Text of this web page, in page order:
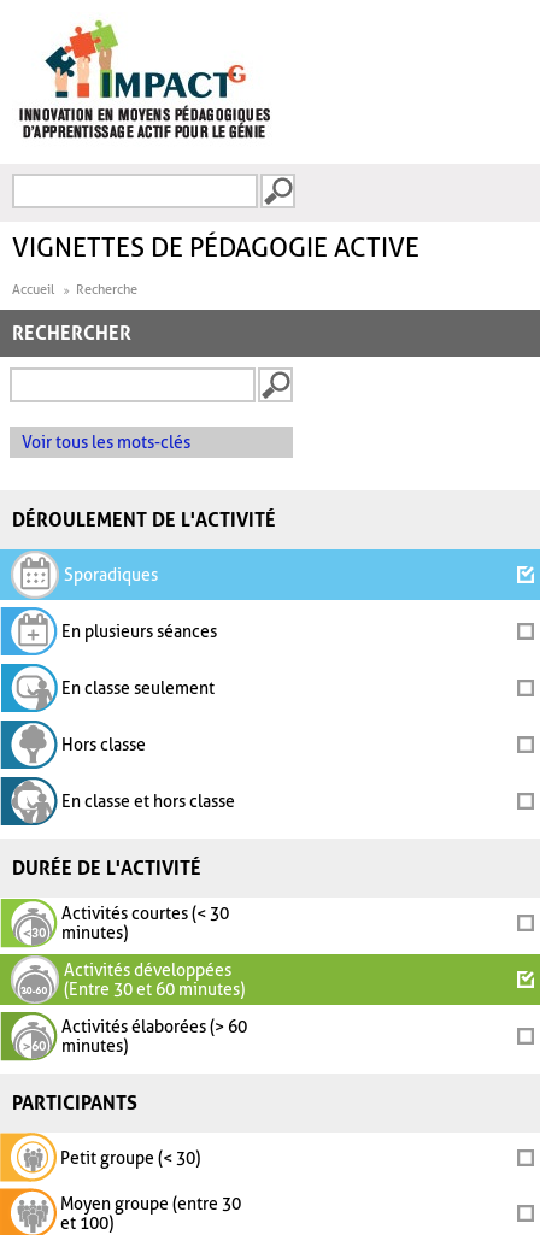
FORMULAIRE DE
VIGNETTES DE PÉDAGOGIE ACTIVE
Accueil Recherche
RECHERCHER
Voir tous les mots-clés
DÉROULEMENT DE L'ACTIVITÉ
Sporadiques
En plusieurs séances
En classe seulement
Hors classe
En classe et hors classe
DURÉE DE L'ACTIVITÉ
Activités courtes (< 30
minutes)
Activités développées
(Entre 30 et 60 minutes)
Activités élaborées (> 60
minutes)
PARTICIPANTS
Petit groupe (< 30)
Moyen groupe (entre 30
et 100)